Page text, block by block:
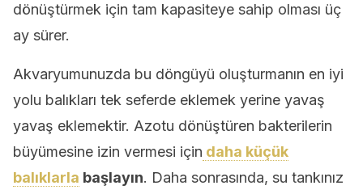
dönüştürmek için tam kapasiteye sahip olması üç
ay sürer.
Akvaryumunuzda bu döngüyü oluşturmanın en iyi
yolu balıkları tek seferde eklemek yerine yavaş
yavaş eklemektir. Azotu dönüştüren bakterilerin
büyümesine izin vermesi için daha küçük
balıklarla başlayın. Daha sonrasında, su tankınız